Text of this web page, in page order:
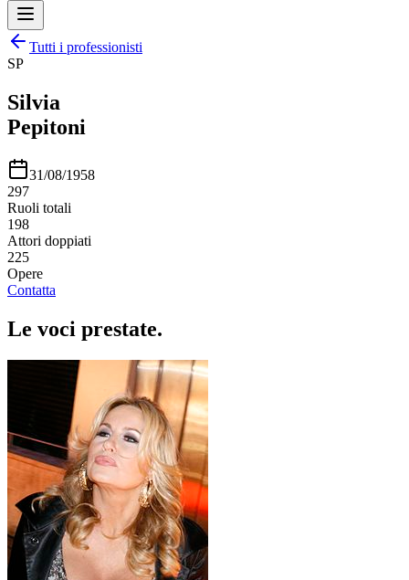
Tutti i professionisti
SP
Silvia
Pepitoni
31/08/1958
297
Ruoli totali
198
Attori doppiati
225
Opere
Contatta
Le voci prestate.